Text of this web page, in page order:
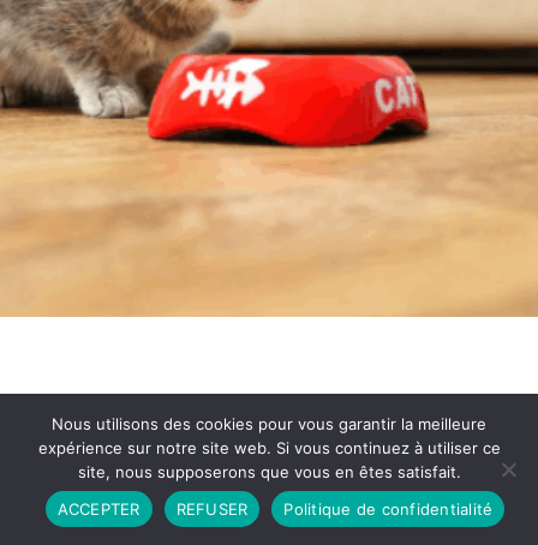
Partenariat Contact
Politique de Confidentialité
CGU
Copyright © 2026 - Propulsé par DIEUDUDIABLE
Nous utilisons des cookies pour vous garantir la meilleure
expérience sur notre site web. Si vous continuez à utiliser ce
site, nous supposerons que vous en êtes satisfait.
ACCEPTER
REFUSER Politique de confidentialité